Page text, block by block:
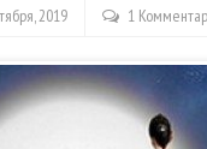
2019 1